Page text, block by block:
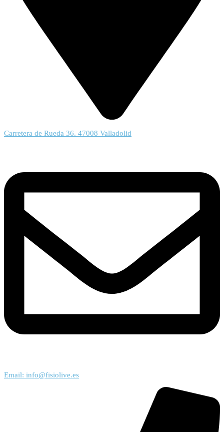
Carretera de Rueda 36. 47008 Valladolid
Email: info@fisiolive.es